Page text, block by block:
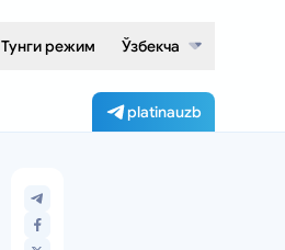
Тунги режим Ўзбекча
platinauzb